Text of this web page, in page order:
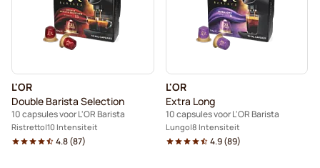
L'OR
Double Barista Selection
10 capsules voor L'OR Barista
Ristretto 10 Intensiteit
4.8(87)
L'OR
Extra Long
10 capsules voor L'OR Barista
Lungo 8 Intensiteit
4.9(89)